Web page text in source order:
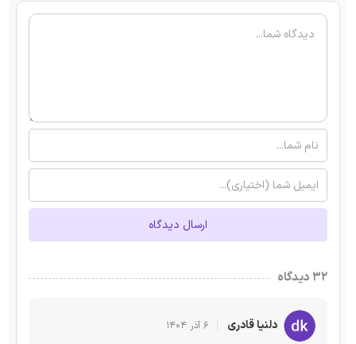
ارسال دیدگاه
۳۲ دیدگاه
دلنیا قادری ۶ آذر ۱۴۰۴